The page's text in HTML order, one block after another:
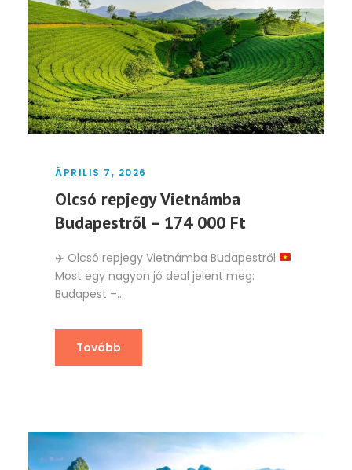
ÁPRILIS 7, 2026
Olcsó repjegy Vietnámba
Budapestről – 174 000 Ft
✈️ Olcsó repjegy Vietnámba Budapestről
Most egy nagyon jó deal jelent meg:
Budapest –...
Tovább